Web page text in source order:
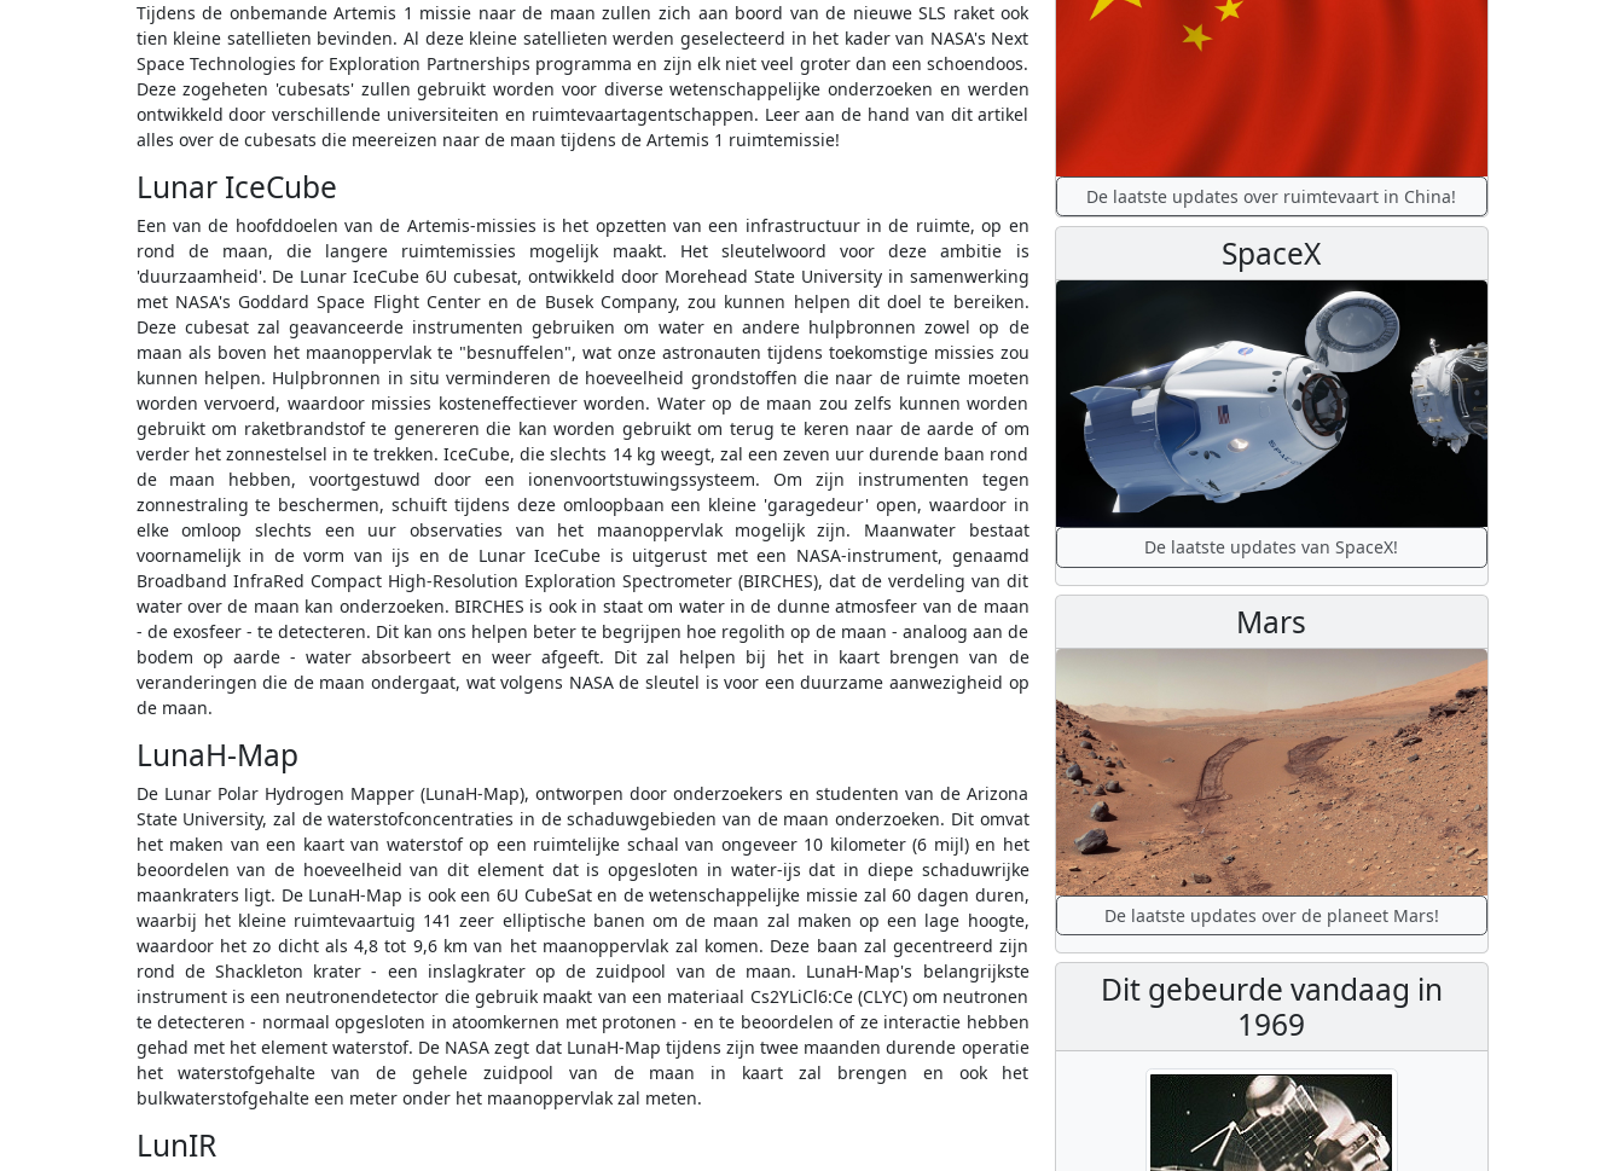
Tijdens de onbemande Artemis 1 missie naar de maan zullen zich aan boord van de nieuwe SLS raket ook
tien kleine satellieten bevinden. Al deze kleine satellieten werden geselecteerd in het kader van NASA's Next
Space Technologies for Exploration Partnerships programma en zijn elk niet veel groter dan een schoendoos.
Deze zogeheten 'cubesats' zullen gebruikt worden voor diverse wetenschappelijke onderzoeken en werden
ontwikkeld door verschillende universiteiten en ruimtevaartagentschappen. Leer aan de hand van dit artikel
alles over de cubesats die meereizen naar de maan tijdens de Artemis 1 ruimtemissie!
Lunar IceCube
Een van de hoofddoelen van de Artemis-missies is het opzetten van een infrastructuur in de ruimte, op en
rond de maan, die langere ruimtemissies mogelijk maakt. Het sleutelwoord voor deze ambitie is
'duurzaamheid'. De Lunar IceCube 6U cubesat, ontwikkeld door Morehead State University in samenwerking
met NASA's Goddard Space Flight Center en de Busek Company, zou kunnen helpen dit doel te bereiken.
Deze cubesat zal geavanceerde instrumenten gebruiken om water en andere hulpbronnen zowel op de
maan als boven het maanoppervlak te "besnuffelen", wat onze astronauten tijdens toekomstige missies zou
kunnen helpen. Hulpbronnen in situ verminderen de hoeveelheid grondstoffen die naar de ruimte moeten
worden vervoerd, waardoor missies kosteneffectiever worden. Water op de maan zou zelfs kunnen worden
gebruikt om raketbrandstof te genereren die kan worden gebruikt om terug te keren naar de aarde of om
verder het zonnestelsel in te trekken. IceCube, die slechts 14 kg weegt, zal een zeven uur durende baan rond
de maan hebben, voortgestuwd door een ionenvoortstuwingssysteem. Om zijn instrumenten tegen
zonnestraling te beschermen, schuift tijdens deze omloopbaan een kleine 'garagedeur' open, waardoor in
elke omloop slechts een uur observaties van het maanoppervlak mogelijk zijn. Maanwater bestaat
voornamelijk in de vorm van ijs en de Lunar IceCube is uitgerust met een NASA-instrument, genaamd
Broadband InfraRed Compact High-Resolution Exploration Spectrometer (BIRCHES), dat de verdeling van dit
water over de maan kan onderzoeken. BIRCHES is ook in staat om water in de dunne atmosfeer van de maan
- de exosfeer - te detecteren. Dit kan ons helpen beter te begrijpen hoe regolith op de maan - analoog aan de
bodem op aarde - water absorbeert en weer afgeeft. Dit zal helpen bij het in kaart brengen van de
veranderingen die de maan ondergaat, wat volgens NASA de sleutel is voor een duurzame aanwezigheid op
de maan.
LunaH-Map
De Lunar Polar Hydrogen Mapper (LunaH-Map), ontworpen door onderzoekers en studenten van de Arizona
State University, zal de waterstofconcentraties in de schaduwgebieden van de maan onderzoeken. Dit omvat
het maken van een kaart van waterstof op een ruimtelijke schaal van ongeveer 10 kilometer (6 mijl) en het
beoordelen van de hoeveelheid van dit element dat is opgesloten in water-ijs dat in diepe schaduwrijke
maankraters ligt. De LunaH-Map is ook een 6U CubeSat en de wetenschappelijke missie zal 60 dagen duren,
waarbij het kleine ruimtevaartuig 141 zeer elliptische banen om de maan zal maken op een lage hoogte,
waardoor het zo dicht als 4,8 tot 9,6 km van het maanoppervlak zal komen. Deze baan zal gecentreerd zijn
rond de Shackleton krater - een inslagkrater op de zuidpool van de maan. LunaH-Map's belangrijkste
instrument is een neutronendetector die gebruik maakt van een materiaal Cs2YLiCl6:Ce (CLYC) om neutronen
te detecteren - normaal opgesloten in atoomkernen met protonen - en te beoordelen of ze interactie hebben
gehad met het element waterstof. De NASA zegt dat LunaH-Map tijdens zijn twee maanden durende operatie
het waterstofgehalte van de gehele zuidpool van de maan in kaart zal brengen en ook het
bulkwaterstofgehalte een meter onder het maanoppervlak zal meten.
LunIR
De laatste updates over ruimtevaart in China!
SpaceX
De laatste updates van SpaceX!
Mars
De laatste updates over de planeet Mars!
Dit gebeurde vandaag in
1969